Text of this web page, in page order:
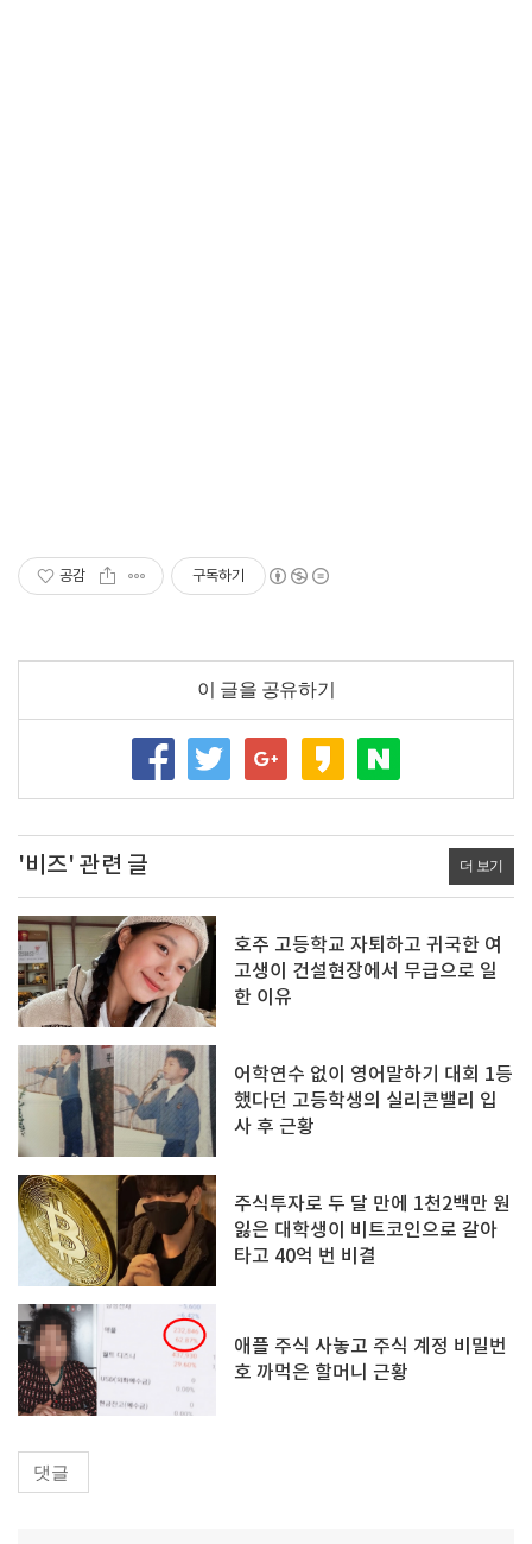
공감 구독하기
이 글을 공유하기
'비즈' 관련 글 더 보기
호주 고등학교 자퇴하고 귀국한 여
고생이 건설현장에서 무급으로 일
한 이유
어학연수 없이 영어말하기 대회 1등
했다던 고등학생의 실리콘밸리 입
사 후 근황
주식투자로 두 달 만에 1천2백만 원
잃은 대학생이 비트코인으로 갈아
타고 40억 번 비결
애플 주식 사놓고 주식 계정 비밀번
호 까먹은 할머니 근황
댓글